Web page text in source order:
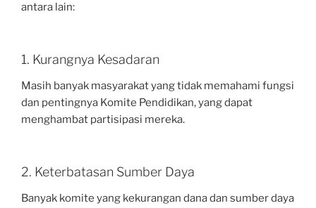
antara lain:
1. Kurangnya Kesadaran
Masih banyak masyarakat yang tidak memahami fungsi
dan pentingnya Komite Pendidikan, yang dapat
menghambat partisipasi mereka.
2. Keterbatasan Sumber Daya
Banyak komite yang kekurangan dana dan sumber daya